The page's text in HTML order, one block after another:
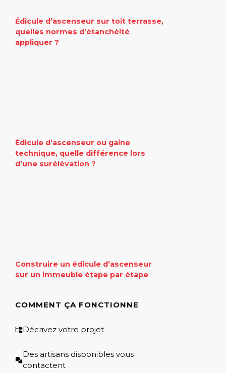
Édicule d’ascenseur sur toit terrasse,
quelles normes d’étanchéité
appliquer ?
Édicule d’ascenseur ou gaine
technique, quelle différence lors
d’une surélévation ?
Construire un édicule d’ascenseur
sur un immeuble étape par étape
COMMENT ÇA FONCTIONNE
Décrivez votre projet
Des artisans disponibles vous
contactent